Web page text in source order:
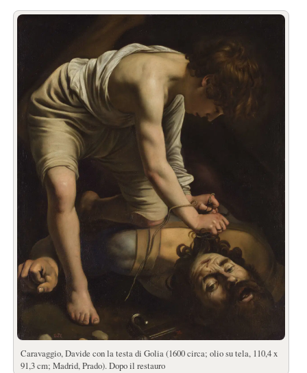
Caravaggio, Davide con la testa di Golia (1600 circa; olio su tela, 110,4 x
91,3 cm; Madrid, Prado). Dopo il restauro